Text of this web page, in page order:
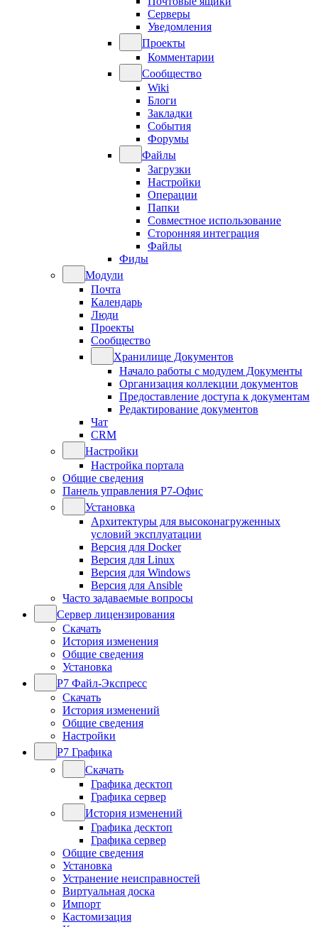
Серверы
Уведомления
Проекты
Комментарии
Сообщество
Wiki
Блоги
Закладки
События
Форумы
Файлы
Загрузки
Настройки
Операции
Папки
Совместное использование
Сторонняя интеграция
Файлы
Фиды
Модули
Почта
Календарь
Люди
Проекты
Сообщество
Хранилище Документов
Начало работы с модулем Документы
Организация коллекции документов
Предоставление доступа к документам
Редактирование документов
Чат
CRM
Настройки
Настройка портала
Общие сведения
Панель управления Р7-Офис
Установка
Архитектуры для высоконагруженных
условий эксплуатации
Версия для Docker
Версия для Linux
Версия для Windows
Версия для Ansible
Часто задаваемые вопросы
Сервер лицензирования
Скачать
История изменения
Общие сведения
Установка
Р7 Файл-Экспресс
Скачать
История изменений
Общие сведения
Настройки
Р7 Графика
Скачать
Графика десктоп
Графика сервер
История изменений
Графика десктоп
Графика сервер
Общие сведения
Установка
Устранение неисправностей
Виртуальная доска
Импорт
Кастомизация